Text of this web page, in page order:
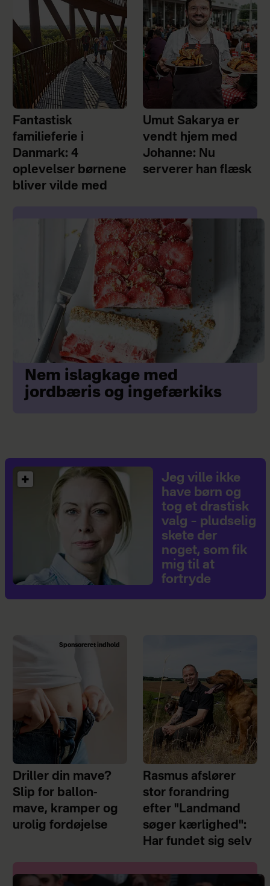
Fantastisk
familieferie i
Danmark: 4
oplevelser børnene
bliver vilde med
Umut Sakarya er
vendt hjem med
Johanne: Nu
serverer han flæsk
Nem islagkage med
jordbæris og ingefærkiks
Jeg ville ikke
have børn og
tog et drastisk
valg – pludselig
skete der
noget, som fik
mig til at
fortryde
Sponsoreret indhold
Driller din mave?
Slip for ballon-
mave, kramper og
urolig fordøjelse
Rasmus afslører
stor forandring
efter "Landmand
søger kærlighed":
Har fundet sig selv